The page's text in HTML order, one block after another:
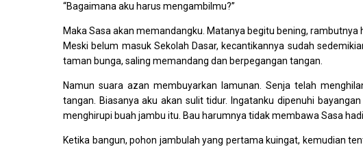
“Bagaimana aku harus mengambilmu?”
Maka Sasa akan memandangku. Matanya begitu bening,
Meski belum masuk Sekolah Dasar, kecantikannya sudah
taman bunga, saling memandang dan berpegangan tangan.
Namun suara azan membuyarkan lamunan. Senja telah
tangan. Biasanya aku akan sulit tidur. Ingatanku dipenuhi
menghirupi buah jambu itu. Bau harumnya tidak membawa Sasa
Ketika bangun, pohon jambulah yang pertama kuingat, kemudian